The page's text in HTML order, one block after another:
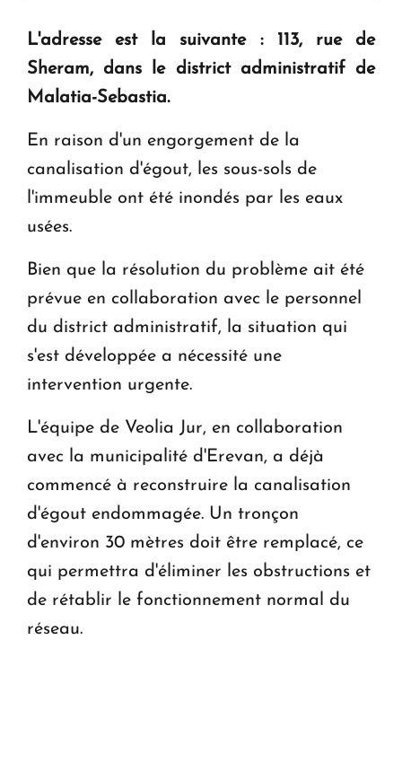
Le premier hôtel Hyatt Regency d'Arménie
ouvrira ses portes à Dilijan
L'adresse est la suivante : 113, rue de
Sheram, dans le district administratif de
Malatia-Sebastia.
En raison d'un engorgement de la
canalisation d'égout, les sous-sols de
l'immeuble ont été inondés par les eaux
usées.
Bien que la résolution du problème ait été
prévue en collaboration avec le personnel
du district administratif, la situation qui
s'est développée a nécessité une
intervention urgente.
L'équipe de Veolia Jur, en collaboration
avec la municipalité d'Erevan, a déjà
commencé à reconstruire la canalisation
d'égout endommagée. Un tronçon
d'environ 30 mètres doit être remplacé, ce
qui permettra d'éliminer les obstructions et
de rétablir le fonctionnement normal du
réseau.